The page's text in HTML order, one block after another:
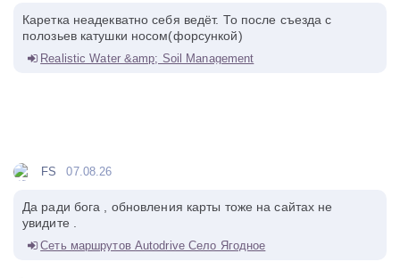
Каретка неадекватно себя ведёт. То после съезда с
полозьев катушки носом(форсункой)
Realistic Water &amp; Soil Management
FS 07.08.26
Да ради бога , обновления карты тоже на сайтах не
увидите .
Сеть маршрутов Autodrive Село Ягодное